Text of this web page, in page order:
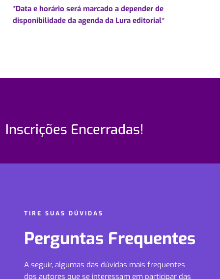
*Data e horário será marcado a depender de
disponibilidade da agenda da Lura editorial*
Inscrições Encerradas!
TIRE SUAS DÚVIDAS
Perguntas Frequentes
A seguir, algumas das dúvidas mais frequentes
dos autores que se interessam em participar das